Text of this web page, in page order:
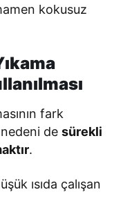
kokusuz
fark
nedeni desürekli
.
ısıda çalışan